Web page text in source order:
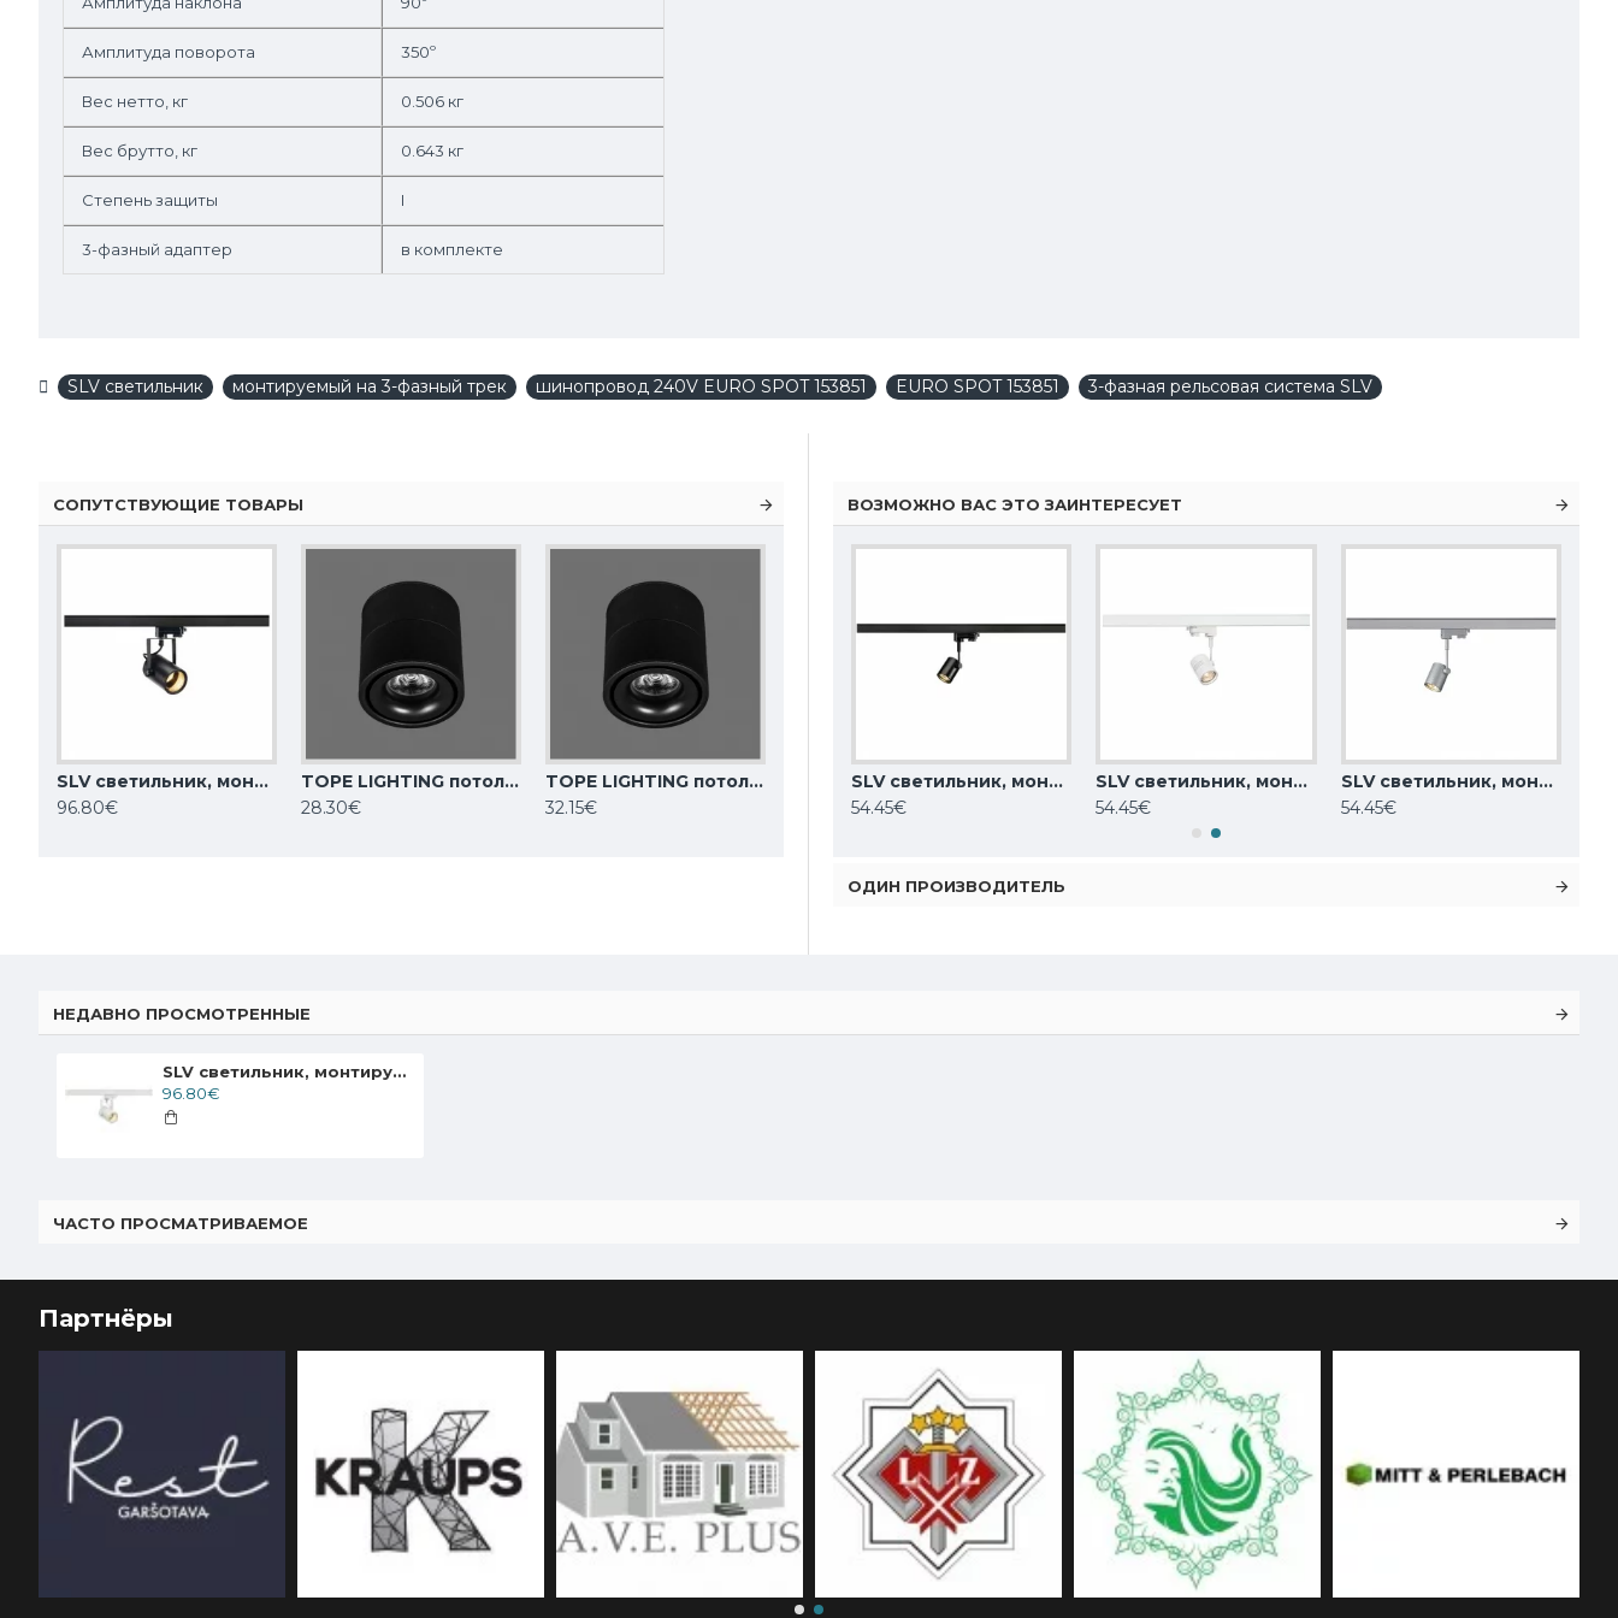
Амплитуда поворота 350º
Вес нетто, кг 0.506 кг
Вес брутто, кг 0.643 кг
Степень защиты I
3-фазный адаптер в комплекте
SLV светильник монтируемый на 3-фазный трек шинопровод 240V EURO SPOT 153851 EURO SPOT 153851 3-фазная рельсовая система SLV
СОПУТСТВУЮЩИЕ ТОВАРЫ
SLV светильник, монтируемый на 3-фазный трек, шинопровод 240V EURO SPOT 153850
96.80€
TOPE LIGHTING потолочный диодный светильник, прожектор LED, 10W, 1001lm, 4000K, IP20 OSLO 6005000030
28.30€
TOPE LIGHTING потолочный диодный светильник, прожектор LED, 15W, 1479lm, 4000K, IP20 OSLO 6005000031
32.15€
ВОЗМОЖНО ВАС ЭТО ЗАИНТЕРЕСУЕТ
SLV светильник, монтируемый на 3-фазный трек, шинопровод 240V AVO 152641
53.85€
SLV светильник, монтируемый на 3-фазный трек, шинопровод 240V AVO 152640
SLV светильник, монтируемый на 3-фазный трек, шинопровод 240V BIMA 1 152240
54.45€
SLV светильник, монтируемый на 3-фазный трек, шинопровод 240V BIMA 1 152241
54.45€
SLV светильник, монтируемый на 3-фазный трек, шинопровод 240V BIMA 1 152242
54.45€
ОДИН ПРОИЗВОДИТЕЛЬ
НЕДАВНО ПРОСМОТРЕННЫЕ
SLV светильник, монтируемый на 3-фазный трек, шинопровод 240V EURO SPOT 153851
96.80€
ЧАСТО ПРОСМАТРИВАЕМОЕ
Партнёры